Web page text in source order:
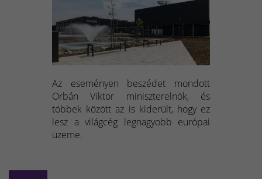
Az eseményen beszédet mondott
Orbán Viktor miniszterelnök, és
többek között az is kiderült, hogy ez
lesz a világcég legnagyobb európai
üzeme.